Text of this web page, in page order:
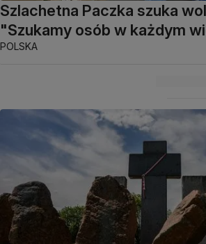
Szlachetna Paczka szuka
"Szukamy osób w każdym
POLSKA